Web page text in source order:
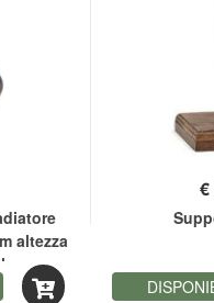
altezza
€